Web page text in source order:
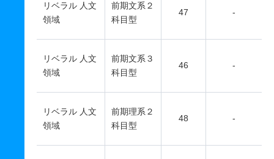
リベラル 人文
領域
前期文系２
科目型
47 -
リベラル 人文
領域
前期文系３
科目型
46 -
リベラル 人文
領域
前期理系２
科目型
48 -